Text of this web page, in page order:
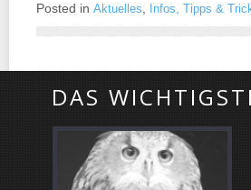
Posted in Aktuelles Infos, Tipps &
DAS